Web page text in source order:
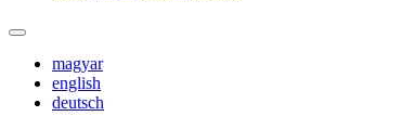
magyar
english
deutsch